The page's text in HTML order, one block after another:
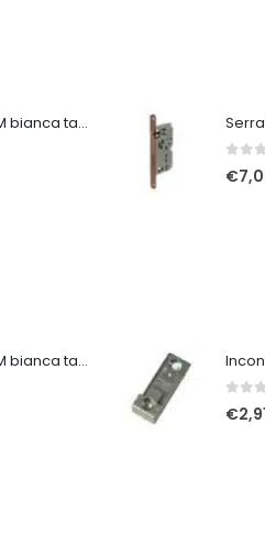
Tuta protettiva 3M bianca taglia XXL
Tuta protettiva 3M bianca taglia XL
€
€